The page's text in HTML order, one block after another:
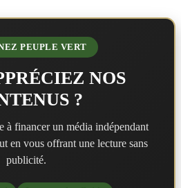
PEUPLE VERT
NOS
?
à financer un média indépendant
en vous offrant une lecture sans
publicité.